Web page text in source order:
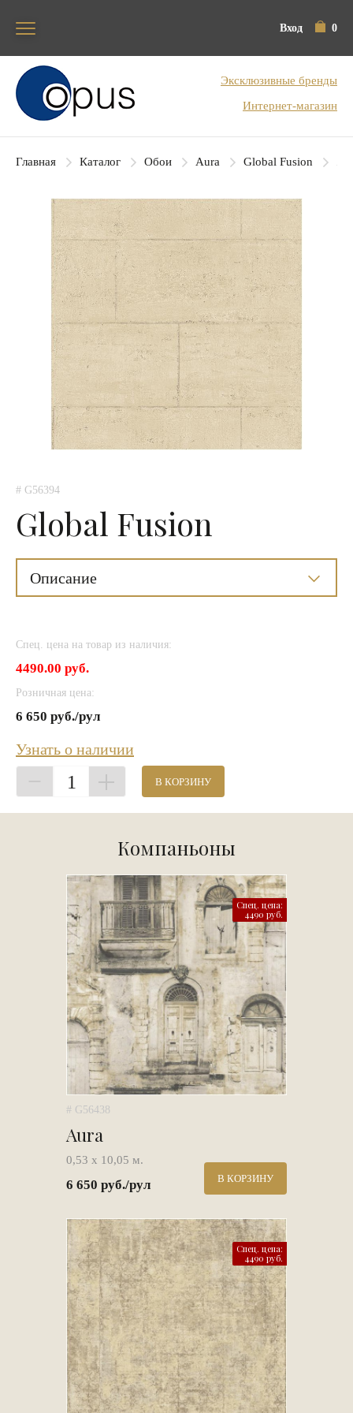
Вход 0
Блок поиска
Эксклюзивные бренды
Интернет-магазин
Главная Каталог Обои Aura Global Fusion
# G56394
Global Fusion
Описание
Спец. цена на товар из наличия:
4490.00 руб.
Розничная цена:
6 650 руб./рул
Узнать о наличии
1 В КОРЗИНУ
Компаньоны
Спец. цена:
4490 руб.
# G56438
Aura
0,53 х 10,05 м.
6 650 руб./рул В КОРЗИНУ
Спец. цена:
4490 руб.